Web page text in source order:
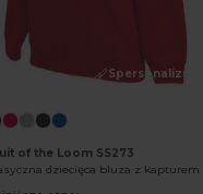
Spersonalizuj!
of the Loom SS273
dziecięca bluza z kapturem